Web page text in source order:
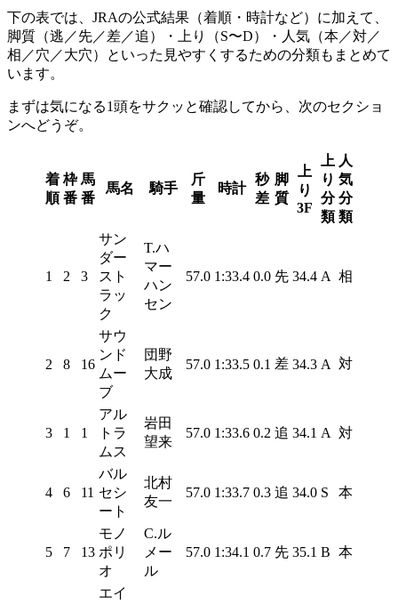
下の表では、JRAの公式結果（着順・時計など）に加えて、
脚質（逃／先／差／追）
・ 上り（S〜D） ・ 人気（本／対／
相／穴／大穴）
といった見やすくするための分類もまとめて
います。
まずは気になる1頭をサクッと確認してから、次のセクショ
ンへどうぞ。
着
順
枠
番
馬
番
馬名 騎手
斤
量
時計
秒
差
脚
質
上
り
3F
上
り
分
類
人
気
分
類
1 2 3
サン
ダー
スト
ラッ
ク
T.ハ
マー
ハン
セン
57.0 1:33.4 0.0 先 34.4 A 相
2 8 16
サウ
ンド
ムー
ブ
団野
大成
57.0 1:33.5 0.1 差 34.3 A 対
3 1 1
アル
トラ
ムス
岩田
望来
57.0 1:33.6 0.2 追 34.1 A 対
4 6 11
バル
セシ
ート
北村
友一
57.0 1:33.7 0.3 追 34.0 S 本
5 7 13
モノ
ポリ
オ
C.ル
メー
ル
57.0 1:34.1 0.7 先 35.1 B 本
エイ